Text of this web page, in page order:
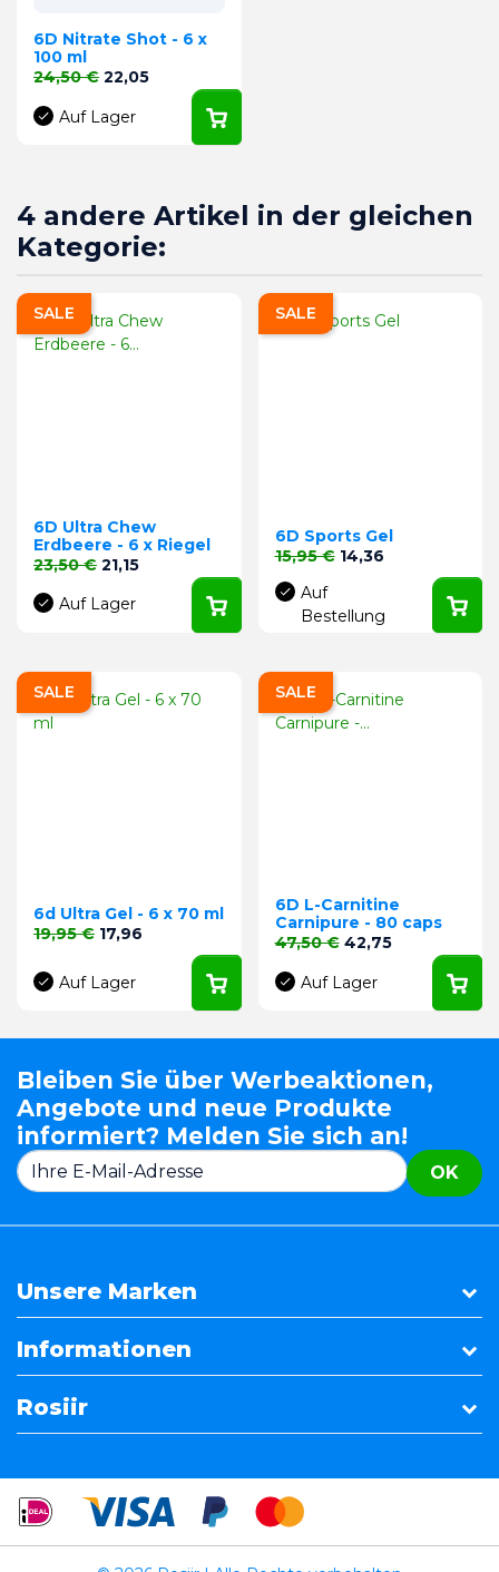
6D Nitrate Shot - 6 x
100 ml
Verkaufspreis
24,50 € Preis
22,05
Auf Lager
4 andere Artikel in der gleichen
Kategorie:
6D Ultra Chew
Erdbeere - 6 x Riegel
Verkaufspreis
23,50 € Preis
21,15
Auf Lager
SALE
6D Sports Gel
Verkaufspreis
15,95 € Preis
14,36
Auf
Bestellung
SALE
6d Ultra Gel - 6 x 70 ml
Verkaufspreis
19,95 € Preis
17,96
Auf Lager
SALE
6D L-Carnitine
Carnipure - 80 caps
Verkaufspreis
47,50 € Preis
42,75
Auf Lager
SALE
Bleiben Sie über Werbeaktionen,
Angebote und neue Produkte
informiert? Melden Sie sich an!
OK
Unsere Marken
Informationen
Rosiir